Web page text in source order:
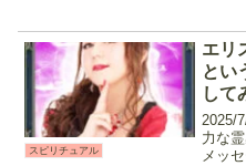
手の
で紐
スピリチュアル
エリ
とい
して
2025/
力な
メッ